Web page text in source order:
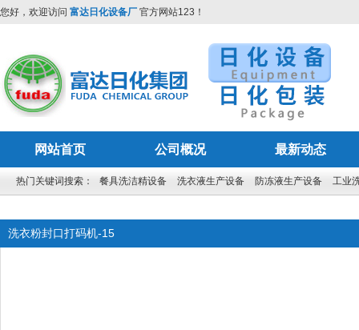
您好，欢迎访问 富达日化设备厂 官方网站123！
网站首页 公司概况 最新动态
热门关键词搜索： 餐具洗洁精设备 洗衣液生产设备 防冻液生产设备 工业
洗衣粉封口打码机-15